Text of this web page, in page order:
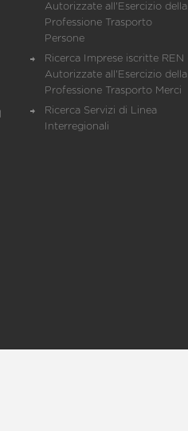
Autorizzate all'Esercizio della
Professione Trasporto
Persone
Ricerca Imprese iscritte REN
Autorizzate all'Esercizio della
Professione Trasporto Merci
Ricerca Servizi di Linea
Interregionali